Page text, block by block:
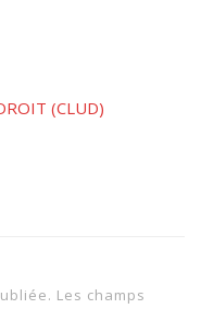
(CLUD)
Les champs